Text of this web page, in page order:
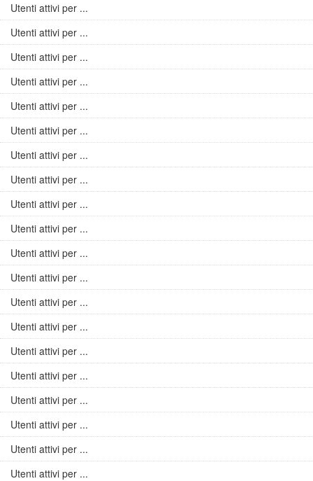
Utenti attivi per ...
Utenti attivi per ...
Utenti attivi per ...
Utenti attivi per ...
Utenti attivi per ...
Utenti attivi per ...
Utenti attivi per ...
Utenti attivi per ...
Utenti attivi per ...
Utenti attivi per ...
Utenti attivi per ...
Utenti attivi per ...
Utenti attivi per ...
Utenti attivi per ...
Utenti attivi per ...
Utenti attivi per ...
Utenti attivi per ...
Utenti attivi per ...
Utenti attivi per ...
Utenti attivi per ...